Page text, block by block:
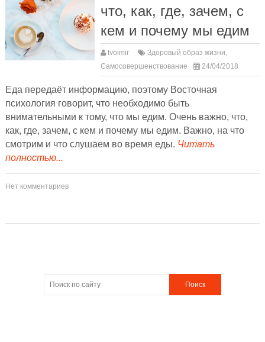
что, как, где, зачем, с
кем и почему мы едим
tvoimir Здоровый образ жизни,
Самосовершенствование
24/04/2018
Еда передаёт информацию, поэтому Восточная
психология говорит, что необходимо быть
внимательными к тому, что мы едим. Очень важно, что,
как, где, зачем, с кем и почему мы едим. Важно, на что
смотрим и что слушаем во время еды. Читать
полностью...
Нет комментариев